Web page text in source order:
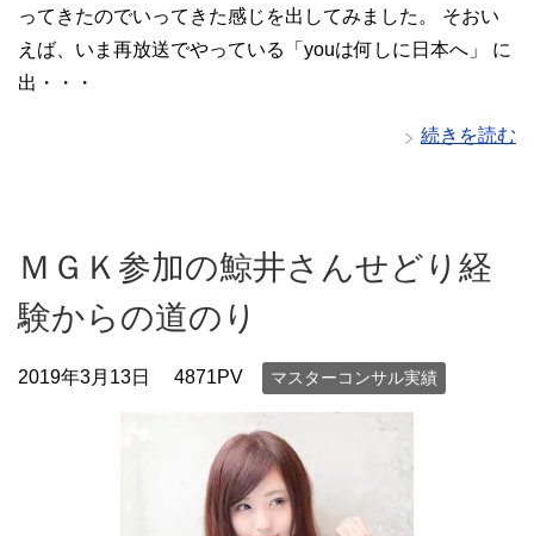
ってきたのでいってきた感じを出してみました。 そおい
えば、いま再放送でやっている「youは何しに日本へ」 に
出・・・
続きを読む
ＭＧＫ参加の鯨井さんせどり経
験からの道のり
2019年3月13日 4871PV マスターコンサル実績